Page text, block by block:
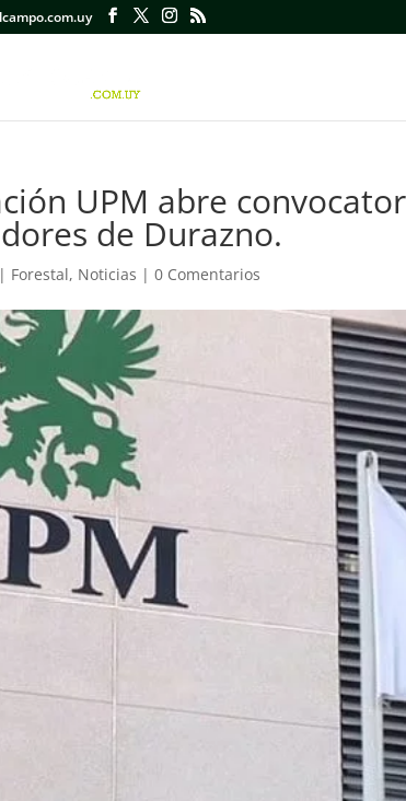
UPM abre
de Durazno.
| Forestal, Noticias |0 Comentarios